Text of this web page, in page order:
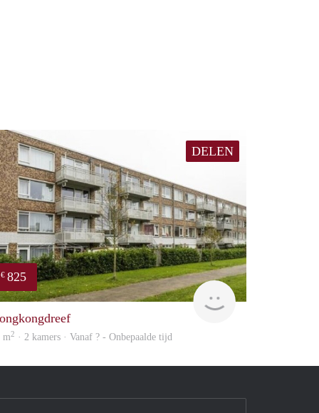
DELEN
€ 825
finder
m2 · 2 kamers · Vanaf ? - Onbepaalde tijd